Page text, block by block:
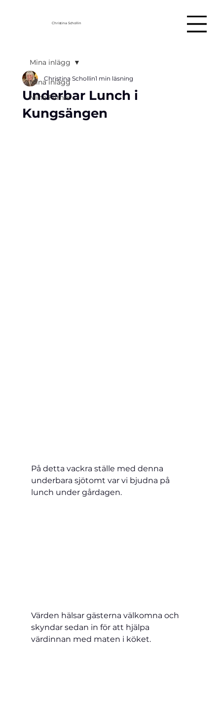
Christina Schollin
Mina inlägg
Mina Filmer
Mina inlägg
Underbar Lunch i
Kungsängen
Christina Schollin1 min läsning
På detta vackra ställe med denna
underbara sjötomt var vi bjudna på
lunch under gårdagen.
Värden hälsar gästerna välkomna och
skyndar sedan in för att hjälpa
värdinnan med maten i köket.